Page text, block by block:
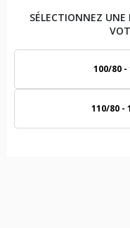
SÉLECTIONNEZ
100/80 -
110/80 -